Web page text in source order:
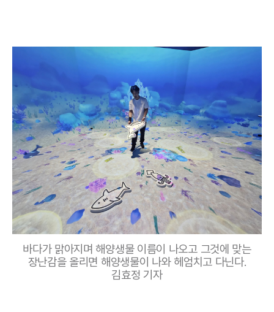
바다가 맑아지며 해양생물 이름이 나오고 그것에 맞는
장난감을 올리면 해양생물이 나와 헤엄치고 다닌다.
김효정 기자